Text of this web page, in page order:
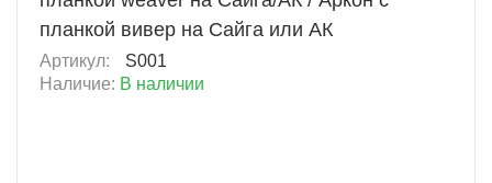
планкой вивер на Сайга или АК
Артикул:
S001
Наличие: В наличии